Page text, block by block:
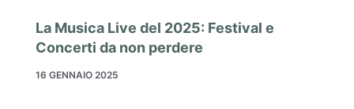
La Musica Live del 2025: Festival e
Concerti da non perdere
16 GENNAIO 2025